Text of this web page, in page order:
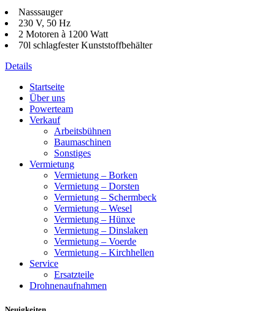
Nasssauger
230 V, 50 Hz
2 Motoren à 1200 Watt
70l schlagfester Kunststoffbehälter
Details
Startseite
Über uns
Powerteam
Verkauf
Arbeitsbühnen
Baumaschinen
Sonstiges
Vermietung
Vermietung – Borken
Vermietung – Dorsten
Vermietung – Schermbeck
Vermietung – Wesel
Vermietung – Hünxe
Vermietung – Dinslaken
Vermietung – Voerde
Vermietung – Kirchhellen
Service
Ersatzteile
Drohnenaufnahmen